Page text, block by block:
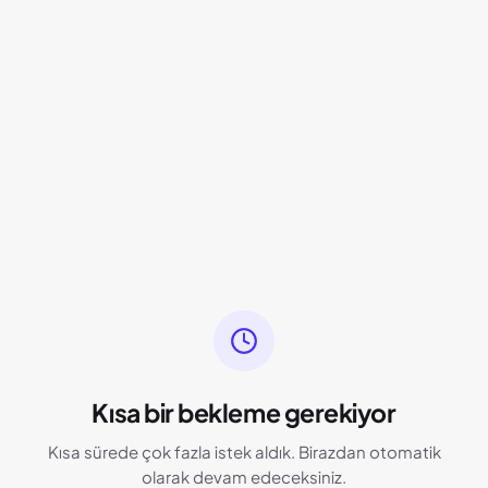
Kısa bir bekleme gerekiyor
Kısa sürede çok fazla istek aldık. Birazdan otomatik
olarak devam edeceksiniz.